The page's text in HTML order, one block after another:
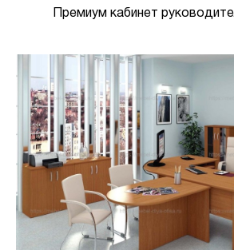
Премиум кабинет